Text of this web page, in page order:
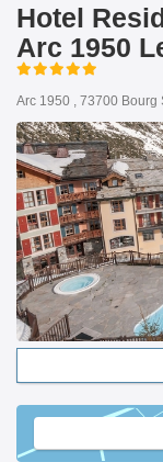
Hotel
Arc 1950
Arc 1950 , 73700 Bourg